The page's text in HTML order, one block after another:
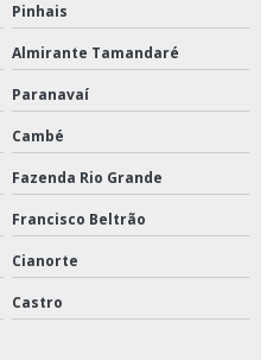
Pinhais
Almirante Tamandaré
Paranavaí
Cambé
Fazenda Rio Grande
Francisco Beltrão
Cianorte
Castro